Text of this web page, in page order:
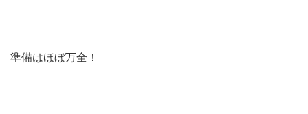
準備はほぼ万全！